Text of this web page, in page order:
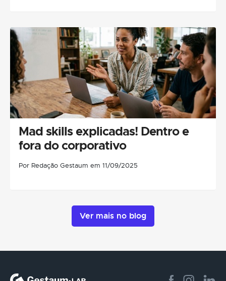
Mad skills explicadas! Dentro e
fora do corporativo
Por Redação Gestaum em 11/09/2025
Ver mais no blog